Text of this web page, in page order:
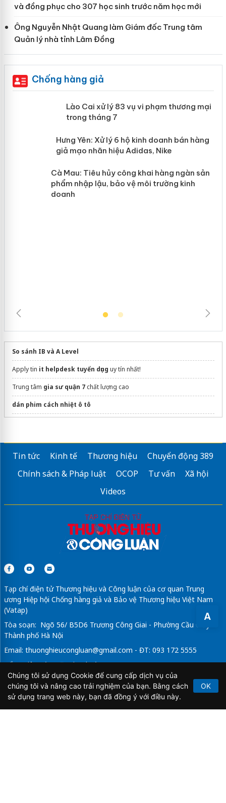
A
và đồng phục cho 307 học sinh trước năm học mới
Ông Nguyễn Nhật Quang làm Giám đốc Trung tâm
Quản lý nhà tỉnh Lâm Đồng
Chống hàng giả
Lào Cai xử lý 83 vụ vi phạm thương
mại trong tháng 7
Hưng Yên: Xử lý 6 hộ kinh doanh bán
hàng giả mạo nhãn hiệu Adidas, Nike
So sánh IB và A Level
Apply tin it helpdesk tuyển dụng uy tín nhất!
Trung tâm gia sư quận 7chất lượng cao
dán phim cách nhiệt ô tô
Sửa máy rửa bát bosch
Tin tức Kinh tế Thương hiệu
Chuyển động 389
Chính sách & Pháp luật
OCOP Tư vấn
Xã hội
Videos
Tạp chí điện tử Thương hiệu và Công luận của cơ quan Trung
ương Hiệp hội Chống hàng giả và Bảo vệ Thương hiệu Việt Nam
(Vatap)
Tòa soạn: Ngõ 56/ B5D6 Trương Công Giai - Phường Cầu Giấy -
Thành phố Hà Nội
Email: thuonghieucongluan@gmail.com - ĐT: 093 172 5555
Tổng Biên Tập: Vũ Đức Thuận
Giấy phép hoạt động báo chí điện tử số 64/GP-BTTTT do Bộ
Thông tin và Truyền thông cấp ngày 21/2/2020.
Chúng tôi sử dụng Cookie để cung cấp dịch vụ của
chúng tôi và nâng cao trải nghiệm của bạn. Bằng cách
sử dụng trang web này, bạn đã đồng ý với điều này.
OK